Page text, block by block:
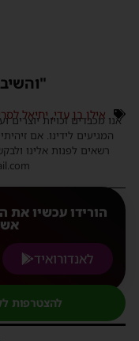
אילן בן עדי, יחיאלאנו מכבדים זכויות
המגיעים לידינו. אם
רשאים לפנות אלינו
הורידו עכשיו את
לאנדורואיד
להצטרפות